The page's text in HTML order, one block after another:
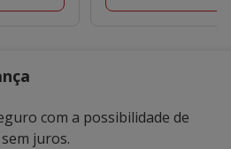
com a possibilidade de
juros.